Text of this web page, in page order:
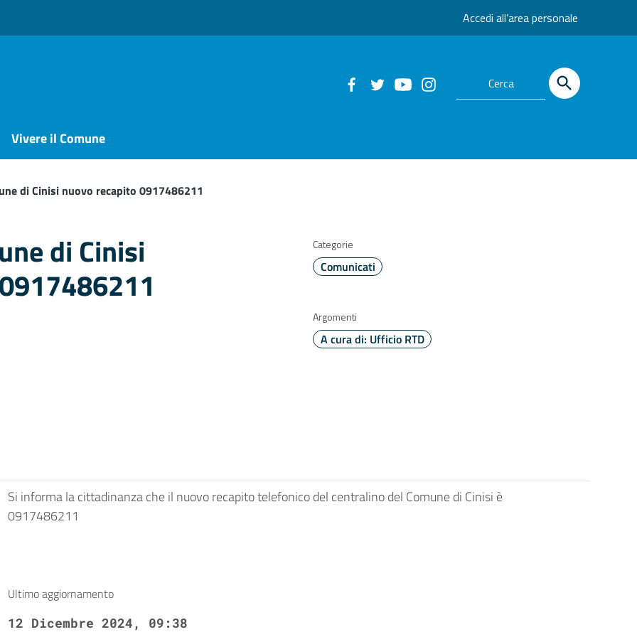
Accedi all’area personale
Vivere il Comune
di Cinisi nuovo recapito 0917486211
di Cinisi Categorie
Comunicati
Argomenti
A cura di: Ufficio RTD
Si informa la cittadinanza che il nuovo recapito telefonico del centralino del Comune di Cinisi è
0917486211
Ultimo aggiornamento
12 Dicembre 2024, 09:38